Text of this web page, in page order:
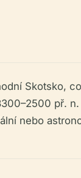
Skotsko,
př.
nebo